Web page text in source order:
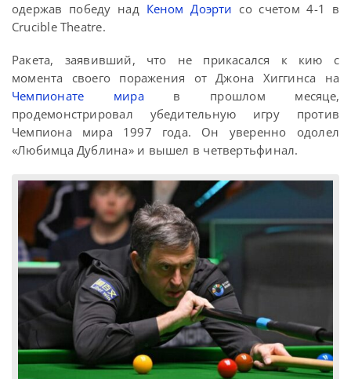
одержав победу над Кеном Доэрти со счетом 4-1 в
Crucible Theatre.
Ракета, заявивший, что не прикасался к кию с
момента своего поражения от Джона Хиггинса на
Чемпионате мирав прошлом месяце,
продемонстрировал убедительную игру против
Чемпиона мира 1997 года. Он уверенно одолел
«Любимца Дублина» и вышел в четвертьфинал.